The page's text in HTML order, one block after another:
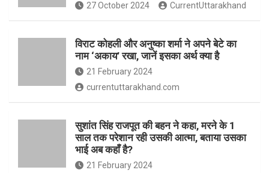
27 October 2024 CurrentUttarakhand
विराट कोहली और अनुष्का शर्मा ने अपने बेटे का
नाम ‘अकाय’ रखा, जानें इसका अर्थ क्‍या है
21 February 2024
currentuttarakhand.com
सुशांत सिंह राजपूत की बहन ने कहा, मरने के 1
साल तक परेशान रही उसकी आत्मा, बताया उसका
भाई अब कहाँ है?
21 February 2024